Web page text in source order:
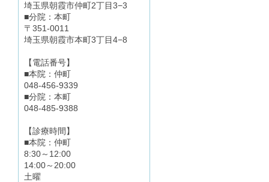
埼玉県朝霞市仲町2丁目3−3
■分院：本町
〒351-0011
埼玉県朝霞市本町3丁目4−8
【電話番号】
■本院：仲町
048-456-9339
■分院：本町
048-485-9388
【診療時間】
■本院：仲町
8:30～12:00
14:00～20:00
土曜